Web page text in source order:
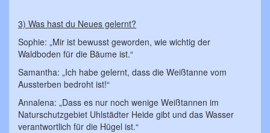
3) Was hast du Neues gelernt?
Sophie: „Mir ist bewusst geworden, wie wichtig der
Waldboden für die Bäume ist.“
Samantha: „Ich habe gelernt, dass die Weißtanne vom
Aussterben bedroht ist!“
Annalena: „Dass es nur noch wenige Weißtannen im
Naturschutzgebiet Uhlstädter Heide gibt und das Wasser
verantwortlich für die Hügel ist.“